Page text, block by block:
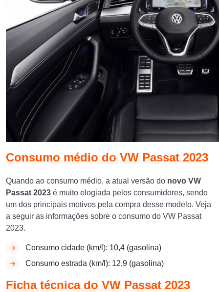
Consumo médio do VW Passat 2023
Quando ao consumo médio, a atual versão do novo VW
Passat 2023 é muito elogiada pelos consumidores, sendo
um dos principais motivos pela compra desse modelo. Veja
a seguir as informações sobre o consumo do VW Passat
2023.
Consumo cidade (km/l): 10,4 (gasolina)
Consumo estrada (km/l): 12,9 (gasolina)
Ficha técnica do VW Passat 2023